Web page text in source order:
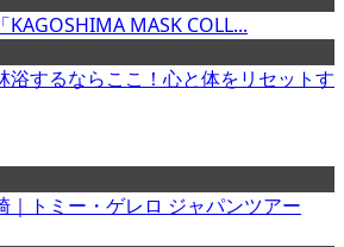
KAGOSHIMA MASK COLL...
浴するならここ！心と体をリセットす
｜トミー・ゲレロ ジャパンツアー